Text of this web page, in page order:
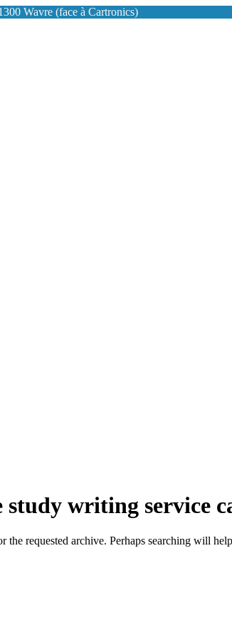
Wavre (face à Cartronics)
study writing service
requested archive. Perhaps searching will